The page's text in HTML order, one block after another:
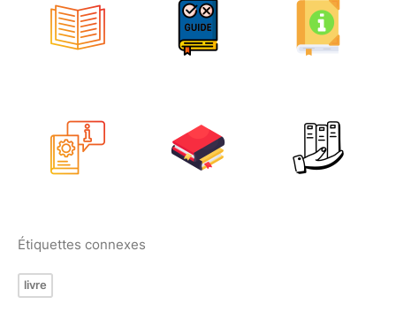
Étiquettes connexes
livre